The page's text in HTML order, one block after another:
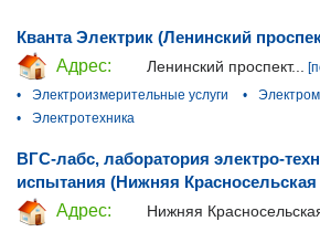
Кванта Электрик (Ленинский
Адрес:
Ленинский проспект...
•
Электроизмерительные услуги •
•
Электротехника
ВГС-лабс, лаборатория электро-
испытания (Нижняя Красносельская
Адрес:
Нижняя